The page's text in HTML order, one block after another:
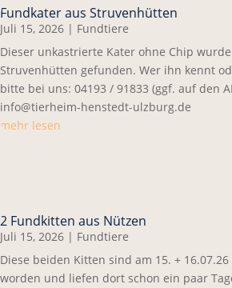
Fundkater aus Struvenhütten
Juli 15, 2026 | Fundtiere
Dieser unkastrierte Kater ohne Chip
Struvenhütten gefunden. Wer ihn kennt
bitte bei uns: 04193 / 91833 (ggf. auf den
info@tierheim-henstedt-ulzburg.de
mehr lesen
2 Fundkitten aus Nützen
Juli 15, 2026 | Fundtiere
Diese beiden Kitten sind am 15. +
worden und liefen dort schon ein paar